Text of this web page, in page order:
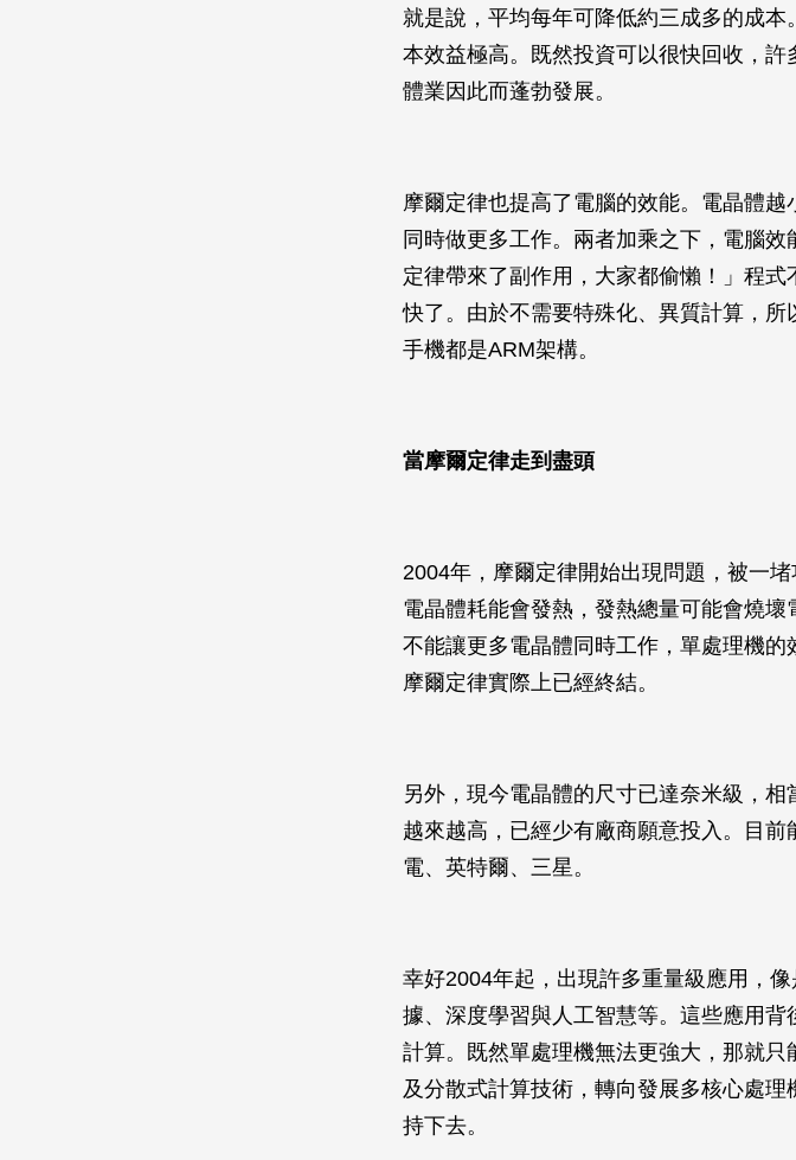
就是說，平均每年可降低約三成多的成
本效益極高。既然投資可以很快回收，
體業因此而蓬勃發展。
摩爾定律也提高了電腦的效能。電晶體
同時做更多工作。兩者加乘之下，電腦
定律帶來了副作用，大家都偷懶！」程
快了。由於不需要特殊化、異質計算，所
手機都是ARM架構。
當摩爾定律走到盡頭
2004年，摩爾定律開始出現問題，被一
電晶體耗能會發熱，發熱總量可能會燒
不能讓更多電晶體同時工作，單處理機的
摩爾定律實際上已經終結。
另外，現今電晶體的尺寸已達奈米級，
越來越高，已經少有廠商願意投入。目
電、英特爾、三星。
幸好2004年起，出現許多重量級應用，
據、深度學習與人工智慧等。這些應用
計算。既然單處理機無法更強大，那就
及分散式計算技術，轉向發展多核心處
持下去。